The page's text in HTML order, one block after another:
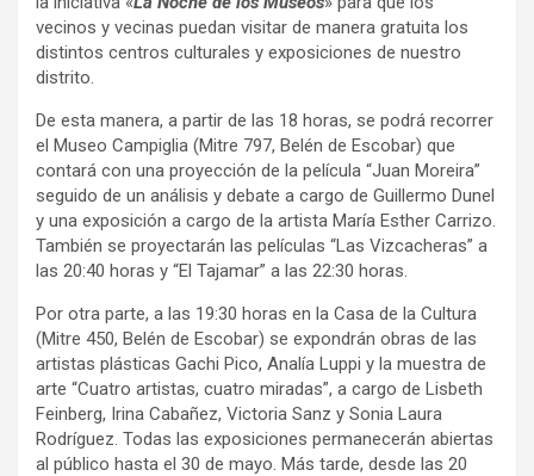
vecinos y vecinas puedan visitar de manera gratuita los
distintos centros culturales y exposiciones de nuestro
distrito.
De esta manera, a partir de las 18 horas, se podrá recorrer
el Museo Campiglia (Mitre 797, Belén de Escobar) que
contará con una proyección de la película “Juan Moreira”
seguido de un análisis y debate a cargo de Guillermo Dunel
y una exposición a cargo de la artista María Esther Carrizo.
También se proyectarán las películas “Las Vizcacheras” a
las 20:40 horas y “El Tajamar” a las 22:30 horas.
Por otra parte, a las 19:30 horas en la Casa de la Cultura
(Mitre 450, Belén de Escobar) se expondrán obras de las
artistas plásticas Gachi Pico, Analía Luppi y la muestra de
arte “Cuatro artistas, cuatro miradas”, a cargo de Lisbeth
Feinberg, Irina Cabañez, Victoria Sanz y Sonia Laura
Rodríguez. Todas las exposiciones permanecerán abiertas
al público hasta el 30 de mayo. Más tarde, desde las 20